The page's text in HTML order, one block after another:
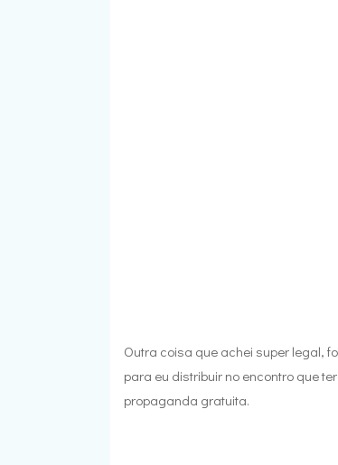
Outra coisa que achei super legal,
para eu distribuir no encontro que
propaganda gratuita.